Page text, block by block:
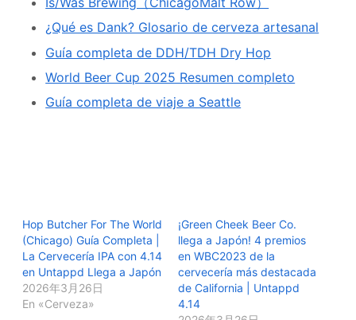
¿Qué es Dank? Glosario de cerveza artesanal
Guía completa de DDH/TDH Dry Hop
World Beer Cup 2025 Resumen completo
Guía completa de viaje a Seattle
Hop Butcher For The World
(Chicago) Guía Completa |
La Cervecería IPA con 4.14
en Untappd Llega a Japón
2026年3月26日
En «Cerveza»
¡Green Cheek Beer Co.
llega a Japón! 4 premios
en WBC2023 de la
cervecería más destacada
de California | Untappd
4.14